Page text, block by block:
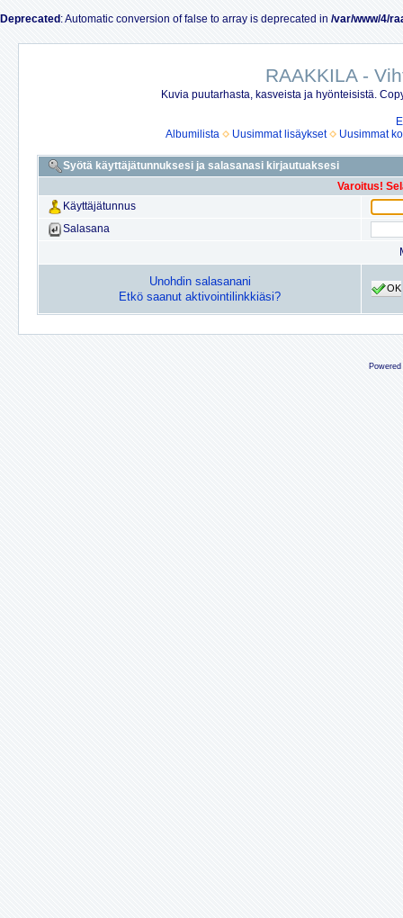
Deprecated : Automatic conversion of false to array is deprecated in /var/www/4/
RAAKKILA -
Kuvia puutarhasta, kasveista ja hyönteisistä.
Albumilista
Uusimmat lisäykset Uusimmat
Syötä käyttäjätunnuksesi ja salasanasi kirjautuaksesi
Varoitus!
Käyttäjätunnus
Salasana
Unohdin salasanani
Etkö saanut aktivointilinkkiäsi?
OK